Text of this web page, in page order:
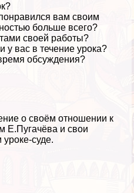
вам своим
больше всего?
своей работы?
у вас в течение урока?
обсуждения?
о своём отношении к
Е.Пугачёва и свои
суде.